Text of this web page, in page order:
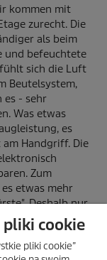
cookie
pliki cookie”